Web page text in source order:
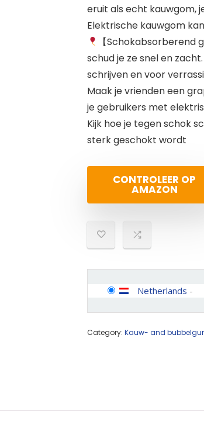
eruit als echt kauwgom,
Elektrische kauwgom
【Schokabsorberend
schud je ze snel en
schrijven en voor
Maak je vrienden een
je gebruikers met
Kijk hoe je tegen schok
sterk geschokt wordt
CONTROLEER OP
AMAZON
Netherlands -
Category: Kauw- and